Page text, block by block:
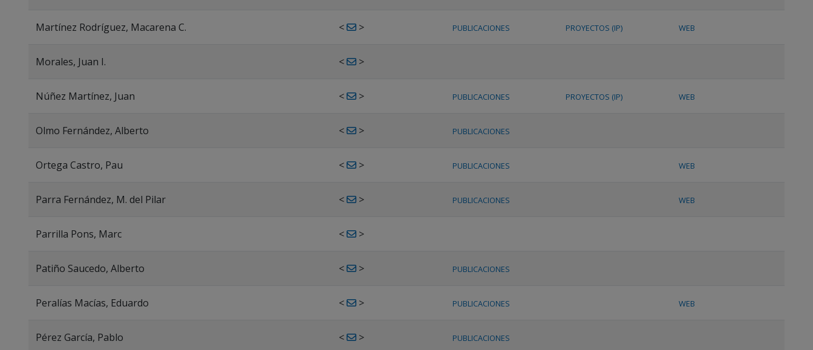
Martínez Rodríguez, Macarena C. < > PUBLICACIONES PROYECTOS (IP) WEB
Morales, Juan I. < >
Núñez Martínez, Juan < > PUBLICACIONES PROYECTOS (IP) WEB
Olmo Fernández, Alberto < > PUBLICACIONES
Ortega Castro, Pau < > PUBLICACIONES WEB
Parra Fernández, M. del Pilar < > PUBLICACIONES WEB
Parrilla Pons, Marc < >
Patiño Saucedo, Alberto < > PUBLICACIONES
Peralías Macías, Eduardo < > PUBLICACIONES WEB
Pérez García, Pablo < > PUBLICACIONES